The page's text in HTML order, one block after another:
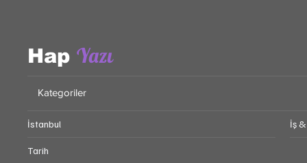
HapYazı
Kategoriler
İstanbul
Tarih
İş